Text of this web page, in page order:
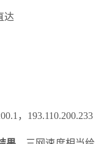
达
，193.110.200.233